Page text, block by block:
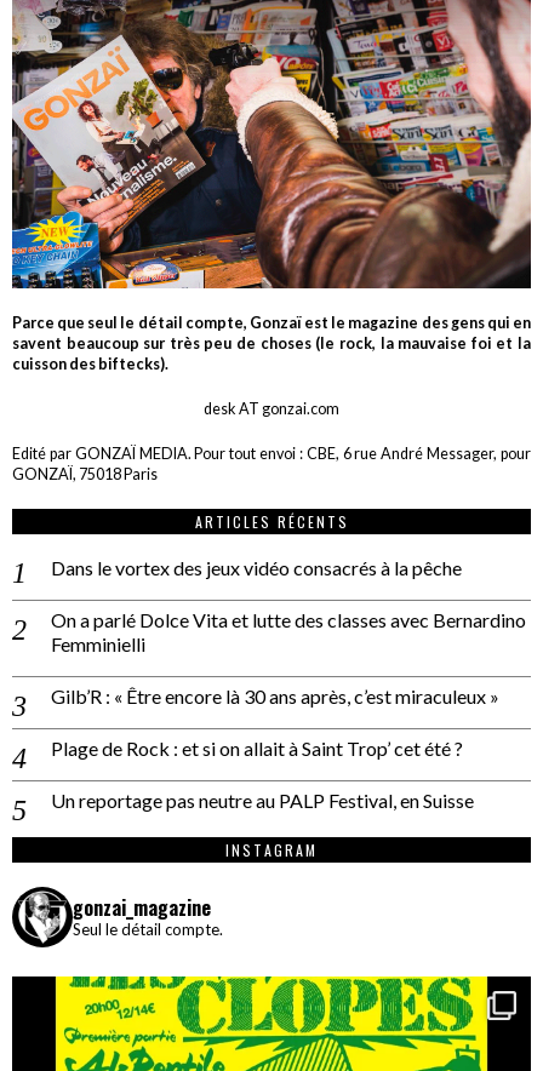
Parce que seul le détail compte, Gonzaï est le magazine des gens qui en
savent beaucoup sur très peu de choses (le rock, la mauvaise foi et la
cuisson des biftecks).
desk AT gonzai.com
Edité par GONZAÏ MEDIA. Pour tout envoi : CBE, 6 rue André Messager, pour
GONZAÏ, 75018 Paris
ARTICLES RÉCENTS
Dans le vortex des jeux vidéo consacrés à la pêche
On a parlé Dolce Vita et lutte des classes avec Bernardino
Femminielli
Gilb’R : « Être encore là 30 ans après, c’est miraculeux »
Plage de Rock : et si on allait à Saint Trop’ cet été ?
Un reportage pas neutre au PALP Festival, en Suisse
INSTAGRAM
gonzai_magazine
Seul le détail compte.